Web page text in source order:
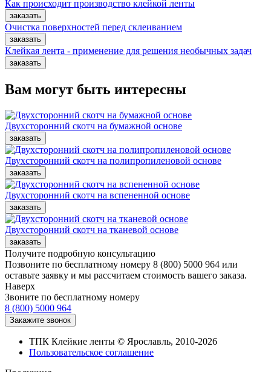
Как происходит производство клейкой ленты
Очистка поверхностей перед склеиванием
Клейкая лента - применение для решения необычных задач
Вам могут быть интересны
Двухсторонний скотч на бумажной основе
Двухсторонний скотч на полипропиленовой основе
Двухсторонний скотч на вспененной основе
Двухсторонний скотч на тканевой основе
Получите подробную консультацию
Позвоните по бесплатному номеру 8 (800) 5000 964 или
оставьте заявку и мы рассчитаем стоимость вашего заказа.
Наверх
Звоните по бесплатному номеру
8 (800) 5000 964
ТПК Клейкие ленты © Ярославль, 2010-2026
Пользовательское соглашение